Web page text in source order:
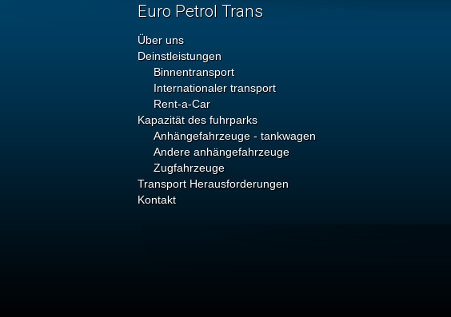
Euro Petrol Trans
Über uns
Deinstleistungen
Binnentransport
Internationaler transport
Rent-a-Car
Kapazität des fuhrparks
Anhängefahrzeuge - tankwagen
Andere anhängefahrzeuge
Zugfahrzeuge
Transport Herausforderungen
Kontakt